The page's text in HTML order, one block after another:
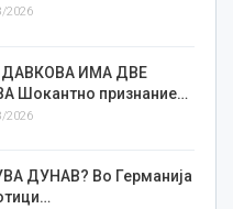
2026
ИМА ДВЕ
Шокантно признание…
2026
ДУНАВ? Во Германија